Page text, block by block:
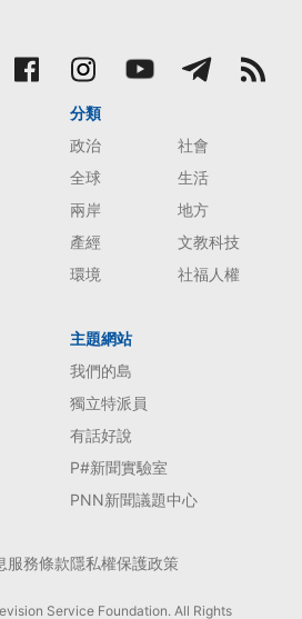
分類
政治
社會
全球
生活
兩岸
地方
產經
文教科技
環境
社福人權
主題網站
我們的島
獨立特派員
有話好說
P#新聞實驗室
PNN新聞議題中心
服務條款隱私權保護政策
Service Foundation. All Rights